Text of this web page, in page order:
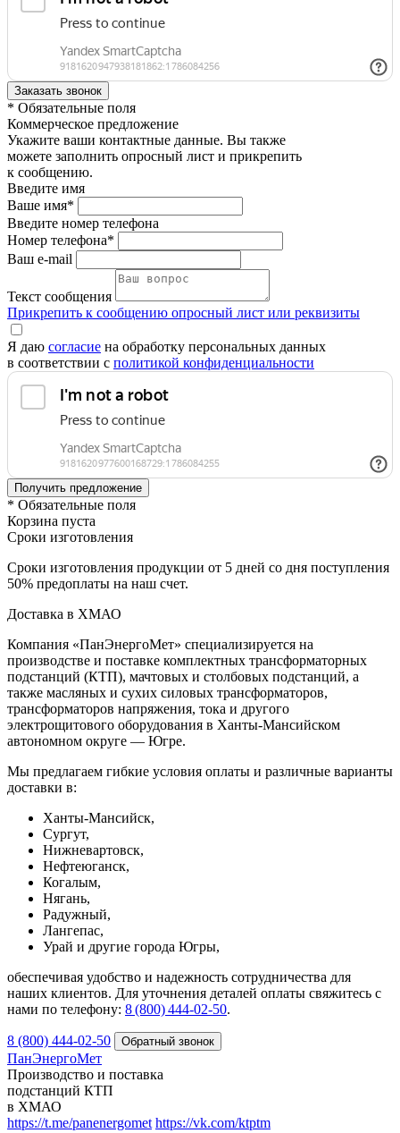
* Обязательные поля
Коммерческое предложение
Укажите ваши контактные данные. Вы также
можете заполнить опросный лист и прикрепить
к сообщению.
Введите имя
Ваше имя*
Введите номер телефона
Номер телефона*
Ваш e-mail
Текст сообщения
Прикрепить к сообщению опросный лист или реквизиты
Я даю согласие на обработку персональных данных
в соответствии с политикой конфиденциальности
* Обязательные поля
Корзина пуста
Сроки изготовления
Сроки изготовления продукции от 5 дней со дня поступления
50% предоплаты на наш счет.
Доставка в ХМАО
Компания «ПанЭнергоМет» специализируется на
производстве и поставке комплектных трансформаторных
подстанций (КТП), мачтовых и столбовых подстанций, а
также масляных и сухих силовых трансформаторов,
трансформаторов напряжения, тока и другого
электрощитового оборудования в Ханты‑Мансийском
автономном округе — Югре.
Мы предлагаем гибкие условия оплаты и различные варианты
доставки в:
Ханты‑Мансийск,
Сургут,
Нижневартовск,
Нефтеюганск,
Когалым,
Нягань,
Радужный,
Лангепас,
Урай и другие города Югры,
обеспечивая удобство и надежность сотрудничества для
наших клиентов. Для уточнения деталей оплаты свяжитесь с
нами по телефону: 8 (800) 444‑02‑50.
8 (800) 444-02-50
ПанЭнергоМет
Производство и поставка
подстанций КТП
в ХМАО
https://t.me/panenergomet https://vk.com/ktptm